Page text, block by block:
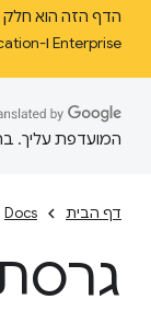
Enterprise ו-Education ב-ChromeOS עד ינואר 2025 לפחות.
המועדפת עליך.
דף הבית Docs